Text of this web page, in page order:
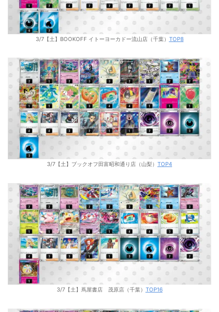
3/7【土】BOOKOFF イトーヨーカドー流山店（千葉） TOP8
3/7【土】ブックオフ田富昭和通り店（山梨） TOP4
3/7【土】蔦屋書店 茂原店（千葉） TOP16